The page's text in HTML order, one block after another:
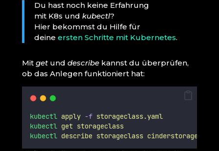
Du hast noch keine Erfahrung
mit K8s und kubectl?
Hier bekommst du Hilfe für
deine ersten Schritte mit Kubernetes.
Mit getund describekannst du überprüfen,
ob das Anlegen funktioniert hat:
kubectl apply -f storageclass.yaml
kubectl get storageclass
kubectl describe storageclass cinderstorage